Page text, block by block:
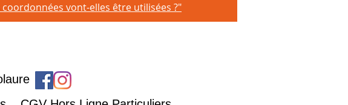
vont-elles être utilisées ?"